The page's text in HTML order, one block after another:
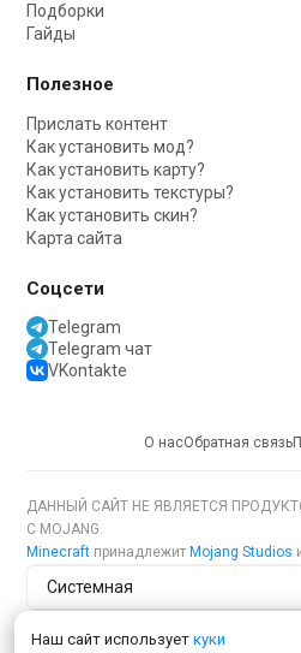
Наш сайт использует куки
Подборки
Гайды
Полезное
Прислать контент
Как установить мод?
Как установить карту?
Как установить текстуры?
Как установить скин?
Карта сайта
Соцсети
Telegram
Telegram чат
VKontakte
О насОбратная связь
ДАННЫЙ САЙТ НЕ ЯВЛЯЕТСЯ
С MOJANG.
Minecraft принадлежит Mojang Studios
Тема сайта
Язык сайта